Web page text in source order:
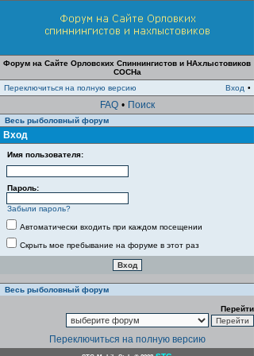
Форум на Сайте Орловских Спиннингистов и НАхлыстовиков
СОСНа
Переключиться на полную версию
Вход •
FAQ • Поиск
Весь рыболовный форум
Вход
Имя пользователя:
Пароль:
Забыли пароль?
Автоматически входить при каждом посещении
Скрыть мое пребывание на форуме в этот раз
Весь рыболовный форум
Перейти
Переключиться на полную версию